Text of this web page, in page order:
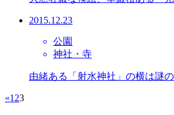
2015.12.23
公園
神社・寺
由緒ある「射水神社」の横は謎
«1 23